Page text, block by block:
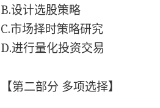
B.设计选股策略
C.市场择时策略研究
D.进行量化投资交易
【第二部分 多项选择】